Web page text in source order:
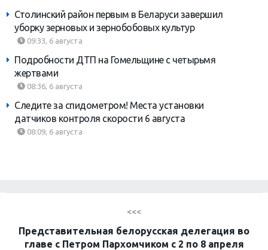
Столинский район первым в Беларуси завершил
уборку зерновых и зернобобовых культур
09:33, 6 августа
Подробности ДТП на Гомельщине с четырьмя
жертвами
08:36, 6 августа
Следите за спидометром! Места установки
датчиков контроля скорости 6 августа
08:09, 6 августа
<<<
Представительная белорусская делегация во
главе с Петром Пархомчиком с 2 по 8 апреля